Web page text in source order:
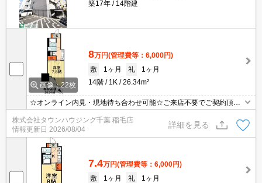
築17年
14階建
画像：22枚
8万円(管理費等：6,000円)
敷
1ヶ月 礼
1ヶ月
14階
1K 26.34m²
☆オンライン内見・現地待ち合わせ可能☆ご来店不要でご契約頂く
事も可能です！お部屋探しは【タウンハウジング千葉店】にお任せ
ください！
株式会社タウンハウジング千葉 稲毛店
情報更新日 2026/08/04
詳細を見る
7.4万円(管理費等：6,000円)
敷
1ヶ月 礼
1ヶ月